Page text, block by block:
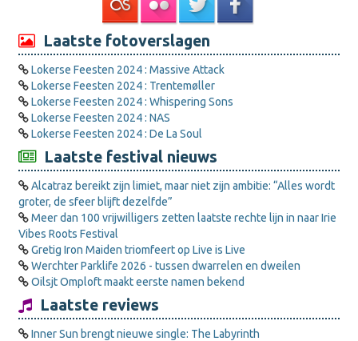
Laatste fotoverslagen
Lokerse Feesten 2024 : Massive Attack
Lokerse Feesten 2024 : Trentemøller
Lokerse Feesten 2024 : Whispering Sons
Lokerse Feesten 2024 : NAS
Lokerse Feesten 2024 : De La Soul
Laatste festival nieuws
Alcatraz bereikt zijn limiet, maar niet zijn ambitie: “Alles wordt
groter, de sfeer blijft dezelfde”
Meer dan 100 vrijwilligers zetten laatste rechte lijn in naar Irie
Vibes Roots Festival
Gretig Iron Maiden triomfeert op Live is Live
Werchter Parklife 2026 - tussen dwarrelen en dweilen
Oilsjt Omploft maakt eerste namen bekend
Laatste reviews
Inner Sun brengt nieuwe single: The Labyrinth